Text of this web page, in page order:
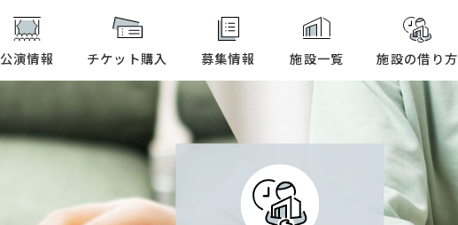
本文へ
公演情報 チケット購入 募集情報 施設一覧 施設の借り方